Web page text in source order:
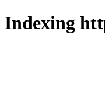
Indexing